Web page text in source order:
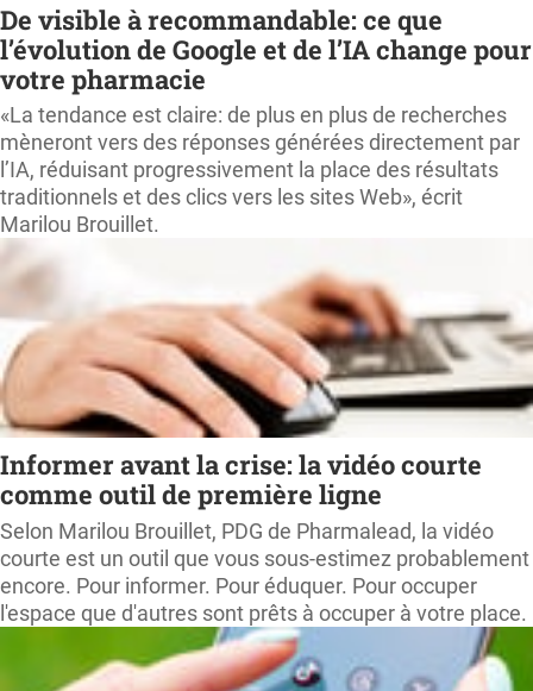
De visible à recommandable: ce que
l’évolution de Google et de l’IA change pour
votre pharmacie
«La tendance est claire: de plus en plus de recherches
mèneront vers des réponses générées directement par
l’IA, réduisant progressivement la place des résultats
traditionnels et des clics vers les sites Web», écrit
Marilou Brouillet.
Informer avant la crise: la vidéo courte
comme outil de première ligne
Selon Marilou Brouillet, PDG de Pharmalead, la vidéo
courte est un outil que vous sous-estimez probablement
encore. Pour informer. Pour éduquer. Pour occuper
l'espace que d'autres sont prêts à occuper à votre place.